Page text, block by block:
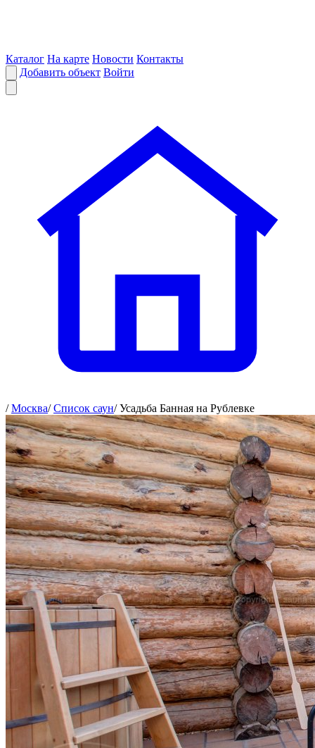
Каталог На карте Новости Контакты
Добавить объект Войти
/ Москва/ Список саун/ Усадьба Банная на Рублевке